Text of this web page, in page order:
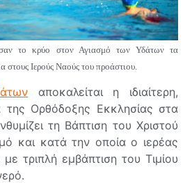
το κρύο στονΑγιασμό των Υδάτων τα
στους Ιερούς Ναούς του προάστιου.
αποκαλείται η ιδιαίτερη,
της Ορθόδοξης Εκκλησίας στα
τη Βάπτιση του Χριστού
και κατά την οποία ο ιερέας
τριπλή εμβάπτιση του Τιμίου